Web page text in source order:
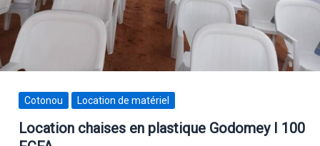
Cotonou Location de matériel
Location chaises en plastique Godomey I 100